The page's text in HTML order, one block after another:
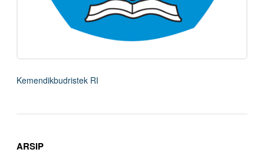
Kemendikbudristek RI
ARSIP